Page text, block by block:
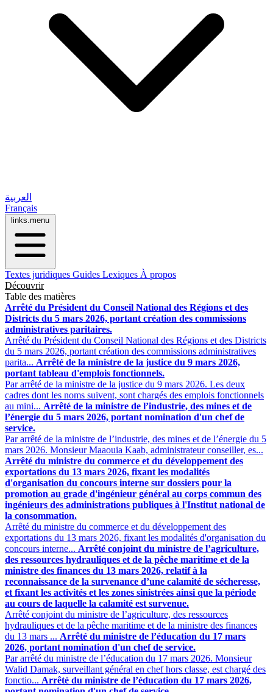
العربية
Français
links.menu
Textes juridiques Guides Lexiques À propos
Découvrir
Table des matières
Arrêté du Président du Conseil National des Régions et des
Districts du 5 mars 2026, portant création des commissions
administratives paritaires.
Arrêté du Président du Conseil National des Régions et des Districts
du 5 mars 2026, portant création des commissions administratives
parita... Arrêté de la ministre de la justice du 9 mars 2026,
portant tableau d'emplois fonctionnels.
Par arrêté de la ministre de la justice du 9 mars 2026. Les deux
cadres dont les noms suivent, sont chargés des emplois fonctionnels
au mini... Arrêté de la ministre de l’industrie, des mines et de
l’énergie du 5 mars 2026, portant nomination d'un chef de
service.
Par arrêté de la ministre de l’industrie, des mines et de l’énergie du 5
mars 2026. Monsieur Maaouia Kaab, administrateur conseiller, es...
Arrêté du ministre du commerce et du développement des
exportations du 13 mars 2026, fixant les modalités
d'organisation du concours interne sur dossiers pour la
promotion au grade d'ingénieur général au corps commun des
ingénieurs des administrations publiques à l'Institut national de
la consommation.
Arrêté du ministre du commerce et du développement des
exportations du 13 mars 2026, fixant les modalités d'organisation du
concours interne... Arrêté conjoint du ministre de l’agriculture,
des ressources hydrauliques et de la pêche maritime et de la
ministre des finances du 13 mars 2026, relatif à la
reconnaissance de la survenance d’une calamité de sécheresse,
et fixant les activités et les zones sinistrées ainsi que la période
au cours de laquelle la calamité est survenue.
Arrêté conjoint du ministre de l’agriculture, des ressources
hydrauliques et de la pêche maritime et de la ministre des finances
du 13 mars ... Arrêté du ministre de l’éducation du 17 mars
2026, portant nomination d'un chef de service.
Par arrêté du ministre de l’éducation du 17 mars 2026. Monsieur
Walid Damak, surveillant général en chef hors classe, est chargé des
fonctio... Arrêté du ministre de l’éducation du 17 mars 2026,